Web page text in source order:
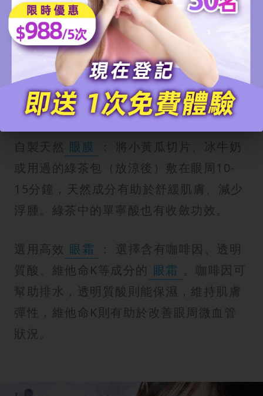
溫和 按摩 ： 使用無名指（力度最輕）沾
取少量 眼霜 ，由內眼角向外輕點，再沿
著眼眶骨輕柔滑動， 促進血液循環
助排除多餘水分。切記不要過度拉扯皮
膚。
自製天然 眼膜
： 將小黃瓜切片、冰牛奶
或用過的綠茶包（放涼後）敷在眼周10-
15分鐘，天然成分有助於舒緩肌膚、減少
浮腫。綠茶中的單寧酸也有收斂功效。
選用高效 眼霜
： 選擇含有咖啡因、透明
質酸、維他命K等成分的 眼霜
。咖啡因可
幫助排水，透明質酸則能保濕，維持肌膚
彈性，維他命K則有助於改善眼周微血管
狀況。